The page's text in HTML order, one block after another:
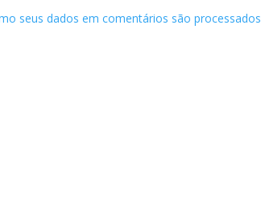
seus dados em comentários são processados